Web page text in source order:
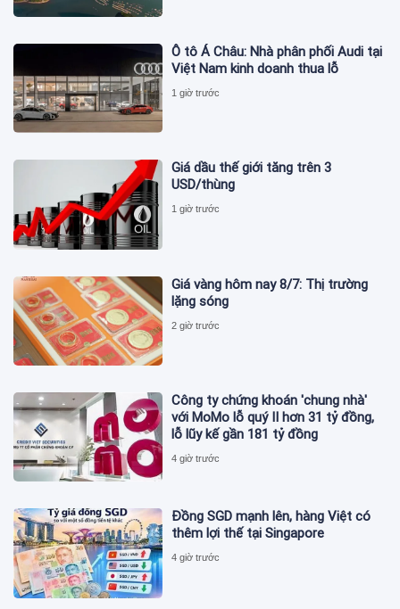
Ô tô Á Châu: Nhà phân phối Audi tại
Việt Nam kinh doanh thua lỗ
1 giờ trước
Giá dầu thế giới tăng trên 3
USD/thùng
1 giờ trước
Giá vàng hôm nay 8/7: Thị trường
lặng sóng
2 giờ trước
Công ty chứng khoán 'chung nhà'
với MoMo lỗ quý II hơn 31 tỷ đồng,
lỗ lũy kế gần 181 tỷ đồng
4 giờ trước
Đồng SGD mạnh lên, hàng Việt có
thêm lợi thế tại Singapore
4 giờ trước